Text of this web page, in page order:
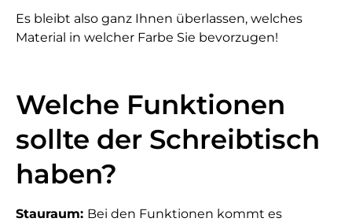
Es bleibt also ganz Ihnen überlassen, welches
Material in welcher Farbe Sie bevorzugen!
Welche Funktionen
sollte der Schreibtisch
haben?
Stauraum: Bei den Funktionen kommt es